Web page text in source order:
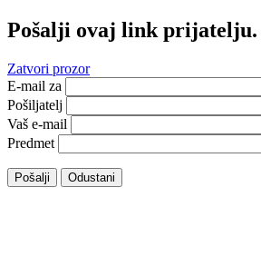
Pošalji ovaj link prijatelju.
Zatvori prozor
E-mail za
Pošiljatelj
Vaš e-mail
Predmet
Pošalji Odustani